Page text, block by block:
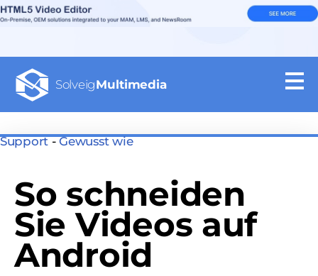
SolveigMultimedia
Support-Gewusst wie
So schneiden
Sie Videos auf
Android